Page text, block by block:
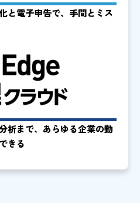
と電子申告で、手間とミス
析まで、あらゆる企業の勤
きる